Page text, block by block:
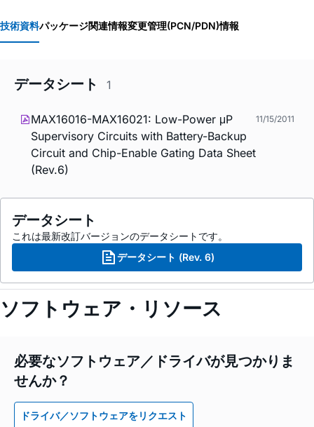
技術資料パッケージ関連情報変更管理(PCN/PDN)情報
データシート 1
MAX16016-MAX16021: Low-Power μP
Supervisory Circuits with Battery-Backup
Circuit and Chip-Enable Gating Data Sheet
(Rev.6)
11/15/2011
データシート
これは最新改訂バージョンのデータシートです。
データシート (Rev. 6)
ソフトウェア・リソース
必要なソフトウェア／ドライバが見つかりま
せんか？
ドライバ／ソフトウェアをリクエスト